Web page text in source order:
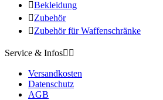
Bekleidung
Zubehör
Zubehör für Waffenschränke
Service & Infos 
Versandkosten
Datenschutz
AGB